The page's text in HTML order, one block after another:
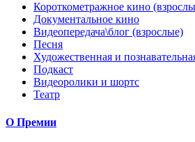
Короткометражное кино
Документальное кино
Видеопередача\блог (взрослые)
Песня
Художественная и
Подкаст
Видеоролики и шортс
Театр
О Премии